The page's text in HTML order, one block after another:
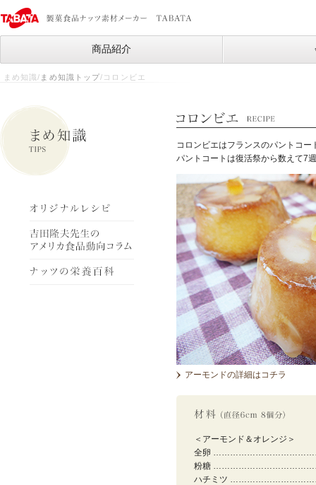
商品紹介
まめ知識/ まめ知識トップ/コロンビエ
コロンビエはフランスのパントコ
パントコートは復活祭から数えて7
アーモンドの詳細はコチラ
＜アーモンド＆オレンジ＞
全卵
粉糖
ハチミツ